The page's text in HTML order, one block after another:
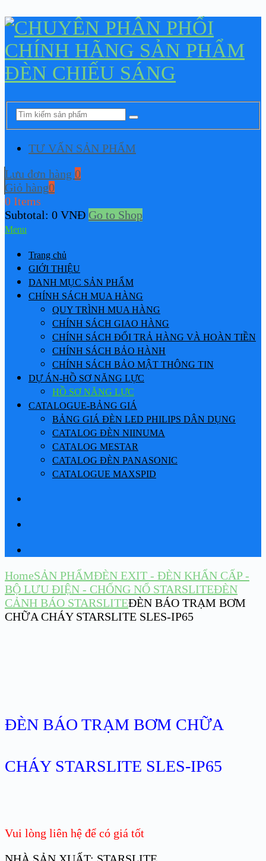
TƯ VẤN SẢN PHẨM
Lưu đơn hàng 0
Giỏ hàng0
0 Items
Subtotal: 0 VNĐ Go to Shop
Menu
Trang chủ
GIỚI THIỆU
DANH MỤC SẢN PHẨM
CHÍNH SÁCH MUA HÀNG
QUY TRÌNH MUA HÀNG
CHÍNH SÁCH GIAO HÀNG
CHÍNH SÁCH ĐỔI TRẢ HÀNG VÀ HOÀN TIỀN
CHÍNH SÁCH BẢO HÀNH
CHÍNH SÁCH BẢO MẬT THÔNG TIN
DỰ ÁN-HỒ SƠ NĂNG LỰC
HỒ SƠ NĂNG LỰC
CATALOGUE-BẢNG GIÁ
BẢNG GIÁ ĐÈN LED PHILIPS DÂN DỤNG
CATALOG ĐÈN NIINUMA
CATALOG MESTAR
CATALOG ĐÈN PANASONIC
CATALOGUE MAXSPID
HomeSẢN PHẨMĐÈN EXIT - ĐÈN KHẨN CẤP -
BỘ LƯU ĐIỆN - CHỐNG NỔ STARSLITEĐÈN
CẢNH BÁO STARSLITEĐÈN BÁO TRẠM BƠM
CHỮA CHÁY STARSLITE SLES-IP65
ĐÈN BÁO TRẠM BƠM CHỮA
CHÁY STARSLITE SLES-IP65
Vui lòng liên hệ để có giá tốt